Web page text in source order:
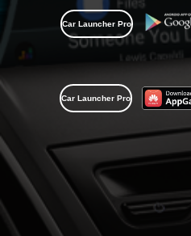
Car Launcher Pro
Car Launcher Pro